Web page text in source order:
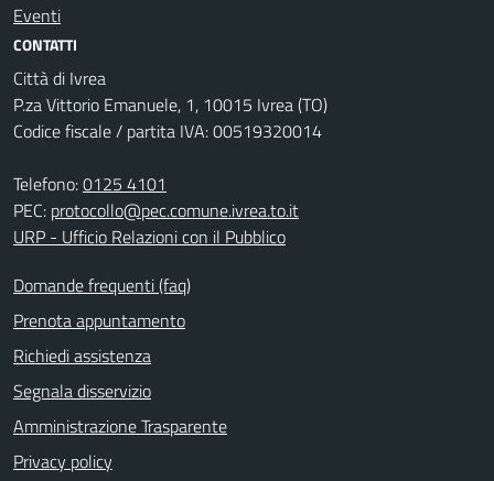
Eventi
CONTATTI
Città di Ivrea
P.za Vittorio Emanuele, 1, 10015 Ivrea (TO)
Codice fiscale / partita IVA: 00519320014
Telefono:0125 4101
PEC: protocollo@pec.comune.ivrea.to.it
URP - Ufficio Relazioni con il Pubblico
Domande frequenti (faq)
Prenota appuntamento
Richiedi assistenza
Segnala disservizio
Amministrazione Trasparente
Privacy policy